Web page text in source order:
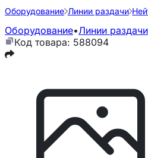
Оборудование Линии раздачи
Оборудование•Линии раздачи
Код товара: 588094